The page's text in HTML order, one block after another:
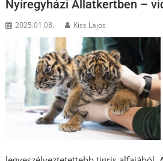
Nyíregyházi Állatkertben –
2025.01.08. Kiss Lajos